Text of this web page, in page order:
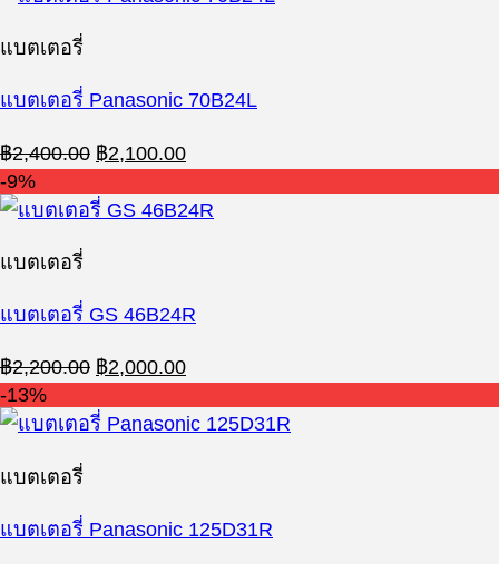
฿2,300.00.฿2,000.00.
แบตเตอรี่
แบตเตอรี่ Panasonic 70B24L
฿2,400.00 Original
price
was:
฿2,400.00.
฿2,100.00Current
price
is:
฿2,100.00.
-9%
แบตเตอรี่
แบตเตอรี่ GS 46B24R
฿2,200.00 Original
price
was:
฿2,200.00.
฿2,000.00Current
price
is:
฿2,000.00.
-13%
แบตเตอรี่
แบตเตอรี่ Panasonic 125D31R